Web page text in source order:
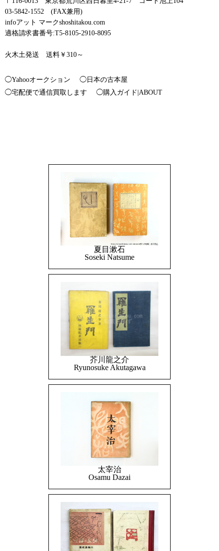
03-5842-1552 (FAX兼用)
infoアット マークshoshitakou.com
適格請求書番号:T5-8105-2910-8095
火木土発送 送料￥310～
◯Yahooオークション
◯日本の古本屋
◯宅配便で通信買取します
◯購入ガイド|ABOUT
夏目漱石
Soseki Natsume
芥川龍之介
Ryunosuke Akutagawa
太宰治
Osamu Dazai